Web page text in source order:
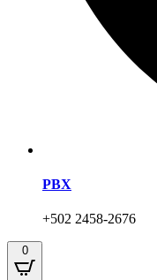
PBX
+502 2458-2676
0